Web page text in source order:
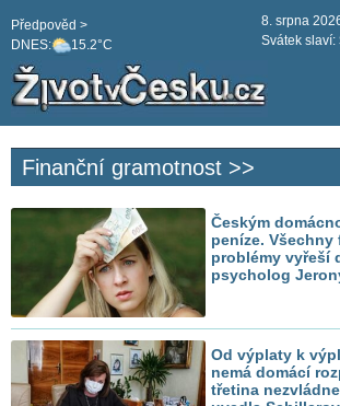
DNES: 15.2°C
Předpověd >
8. srpna
Svátek slaví:
Finanční gramotnost >>
Českým
peníze.
problémy vyřeší
psycholog
Od výplaty k
nemá domácí
třetina